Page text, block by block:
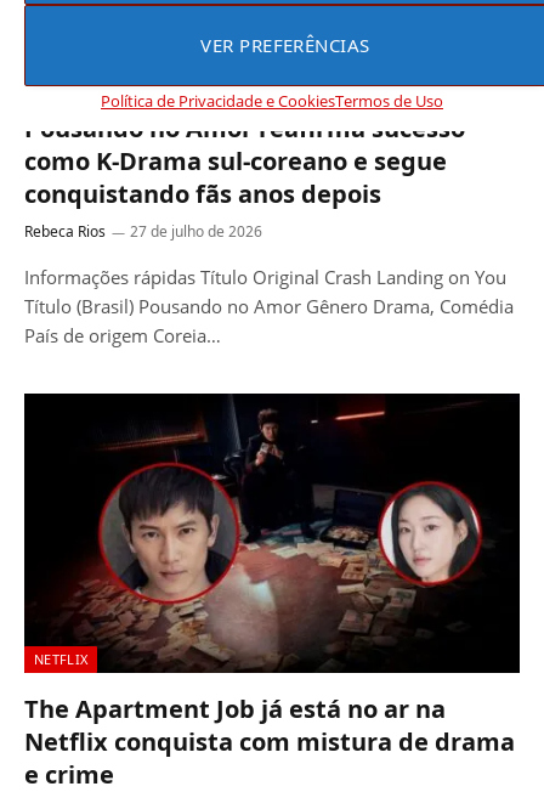
VER PREFERÊNCIAS
Política de Privacidade e CookiesTermos de Uso
Pousando no Amor reafirma sucesso
como K-Drama sul-coreano e segue
conquistando fãs anos depois
Rebeca Rios 27 de julho de 2026
Informações rápidas Título Original Crash Landing on You
Título (Brasil) Pousando no Amor Gênero Drama, Comédia
País de origem Coreia…
NETFLIX
The Apartment Job já está no ar na
Netflix conquista com mistura de drama
e crime